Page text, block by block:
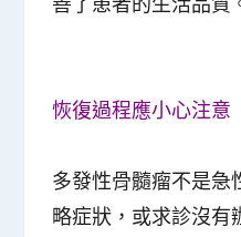
恢復過程應小心注
多發性骨髓瘤不是急
略症狀，或求診沒有